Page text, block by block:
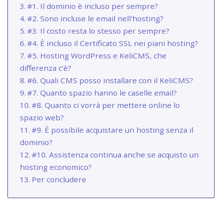
#1. Il dominio è incluso per sempre?
#2. Sono incluse le email nell’hosting?
#3. Il costo resta lo stesso per sempre?
#4. È incluso il Certificato SSL nei piani hosting?
#5. Hosting WordPress e KeliCMS, che
differenza c’è?
#6. Quali CMS posso installare con il KeliCMS?
#7. Quanto spazio hanno le caselle email?
#8. Quanto ci vorrà per mettere online lo
spazio web?
#9. È possibile acquistare un hosting senza il
dominio?
#10. Assistenza continua anche se acquisto un
hosting economico?
Per concludere